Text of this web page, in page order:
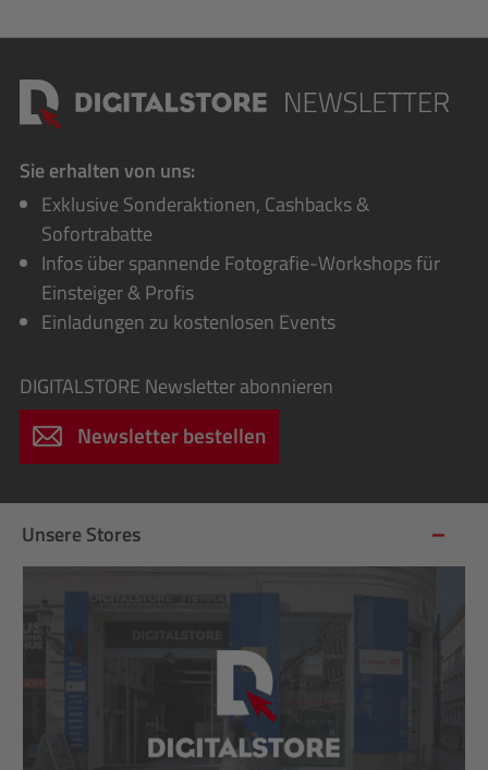
Sie erhalten von uns:
Exklusive Sonderaktionen, Cashbacks &
Sofortrabatte
Infos über spannende Fotografie-Workshops für
Einsteiger & Profis
Einladungen zu kostenlosen Events
DIGITALSTORE Newsletter abonnieren
Newsletter bestellen
Unsere Stores